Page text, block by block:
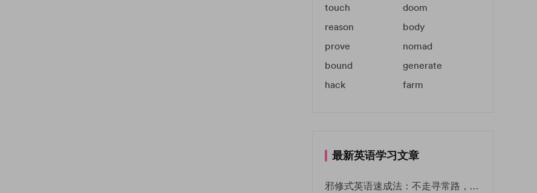
touch
doom
reason
body
prove
nomad
bound
generate
hack
farm
最新英语学习文章
邪修式英语速成法：不走寻常路，英语战力狂飙！